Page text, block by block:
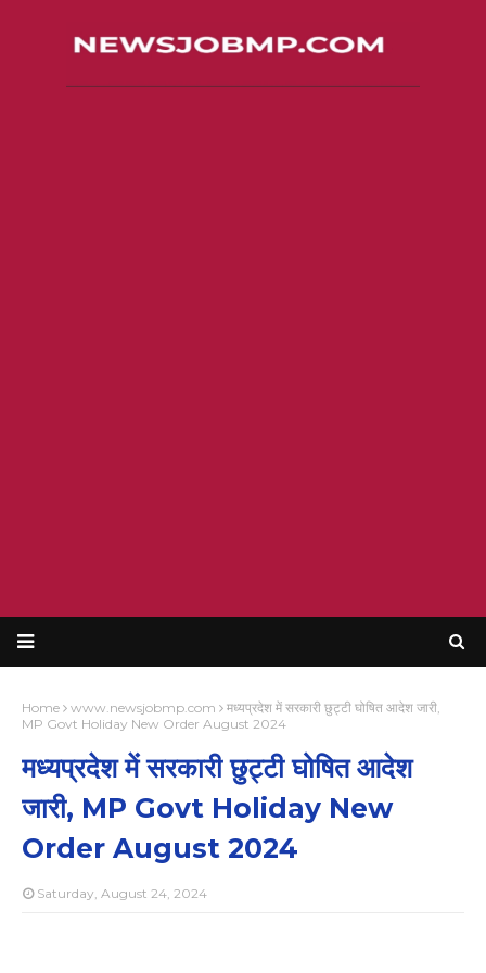
Home www.newsjobmp.com
मध्यप्रदेश में सरकारी छुट्टी घोषित आदेश जारी,
MP Govt Holiday New Order August 2024
मध्यप्रदेश में सरकारी छुट्टी घोषित आदेश
जारी, MP Govt Holiday New
Order August 2024
Saturday, August 24, 2024